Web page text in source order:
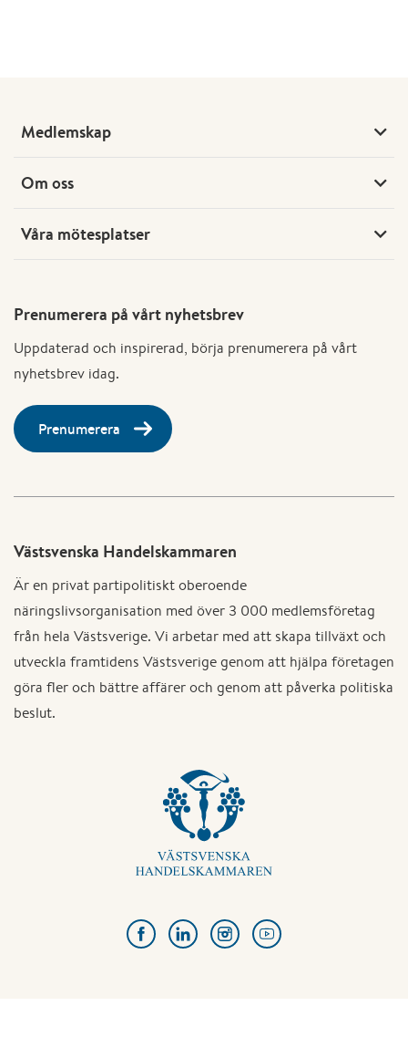
Medlemskap
Om oss
Våra mötesplatser
Prenumerera på vårt nyhetsbrev
Uppdaterad och inspirerad, börja prenumerera på vårt
nyhetsbrev idag.
Prenumerera
Västsvenska Handelskammaren
Är en privat partipolitiskt oberoende
näringslivsorganisation med över 3 000 medlemsföretag
från hela Västsverige. Vi arbetar med att skapa tillväxt och
utveckla framtidens Västsverige genom att hjälpa företagen
göra fler och bättre affärer och genom att påverka politiska
beslut.